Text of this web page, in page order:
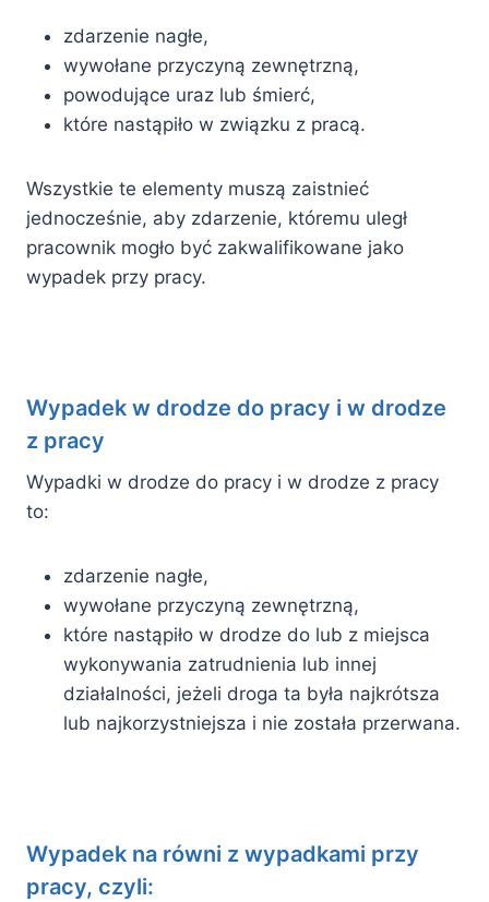
zdarzenie nagłe,
wywołane przyczyną zewnętrzną,
powodujące uraz lub śmierć,
które nastąpiło w związku z pracą.
Wszystkie te elementy muszą zaistnieć
jednocześnie, aby zdarzenie, któremu uległ
pracownik mogło być zakwalifikowane jako
wypadek przy pracy.
Wypadek w drodze do pracy i w drodze
z pracy
Wypadki w drodze do pracy i w drodze z pracy
to:
zdarzenie nagłe,
wywołane przyczyną zewnętrzną,
które nastąpiło w drodze do lub z miejsca
wykonywania zatrudnienia lub innej
działalności, jeżeli droga ta była najkrótsza
lub najkorzystniejsza i nie została przerwana.
Wypadek na równi z wypadkami przy
pracy, czyli: